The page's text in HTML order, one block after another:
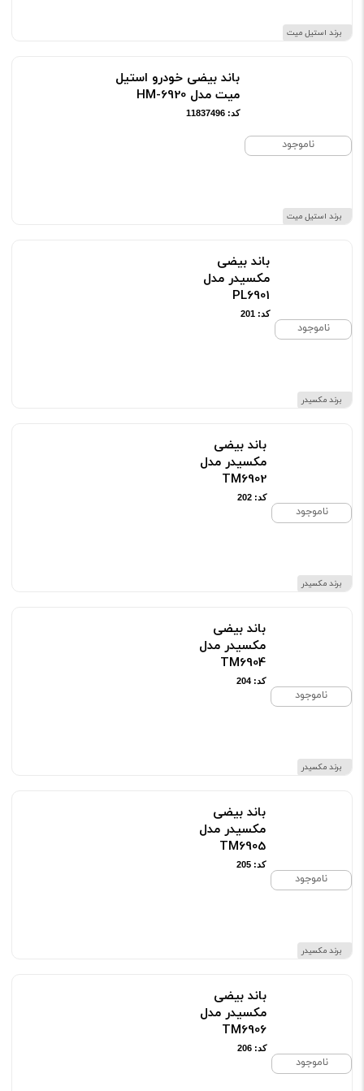
برند استیل میت
ناموجود
برند استیل میت
باند بیضی خودرو استیل
میت مدل HM-6920
کد: 11837496
ناموجود
برند مکسیدر
باند بیضی
مکسیدر مدل
PL6901
کد: 201
ناموجود
برند مکسیدر
باند بیضی
مکسیدر مدل
TM6902
کد: 202
ناموجود
برند مکسیدر
باند بیضی
مکسیدر مدل
TM6904
کد: 204
ناموجود
برند مکسیدر
باند بیضی
مکسیدر مدل
TM6905
کد: 205
ناموجود
باند بیضی
مکسیدر مدل
TM6906
کد: 206